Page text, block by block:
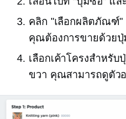
คลิก "เลือกผลิตภัณฑ์"
คุณต้องการขายด้วย
เลือกเค้าโครงสำหรั
ขวา คุณสามารถดูตัว